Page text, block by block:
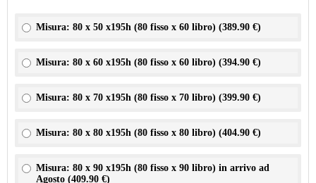
Misura: 80 x 50 x195h (80 fisso x 60 libro) (389.90 €)
Misura: 80 x 60 x195h (80 fisso x 60 libro) (394.90 €)
Misura: 80 x 70 x195h (80 fisso x 70 libro) (399.90 €)
Misura: 80 x 80 x195h (80 fisso x 80 libro) (404.90 €)
Misura: 80 x 90 x195h (80 fisso x 90 libro) in arrivo ad
Agosto (409.90 €)